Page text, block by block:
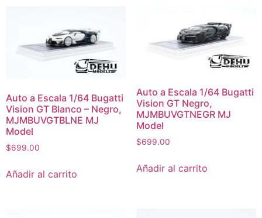
Auto a Escala 1/64 Bugatti
Vision GT Blanco – Negro,
MJMBUVGTBLNE MJ
Model
$699.00
Añadir al carrito
Auto a Escala 1/64 Bugatti
Vision GT Negro,
MJMBUVGTNEGR MJ
Model
$699.00
Añadir al carrito